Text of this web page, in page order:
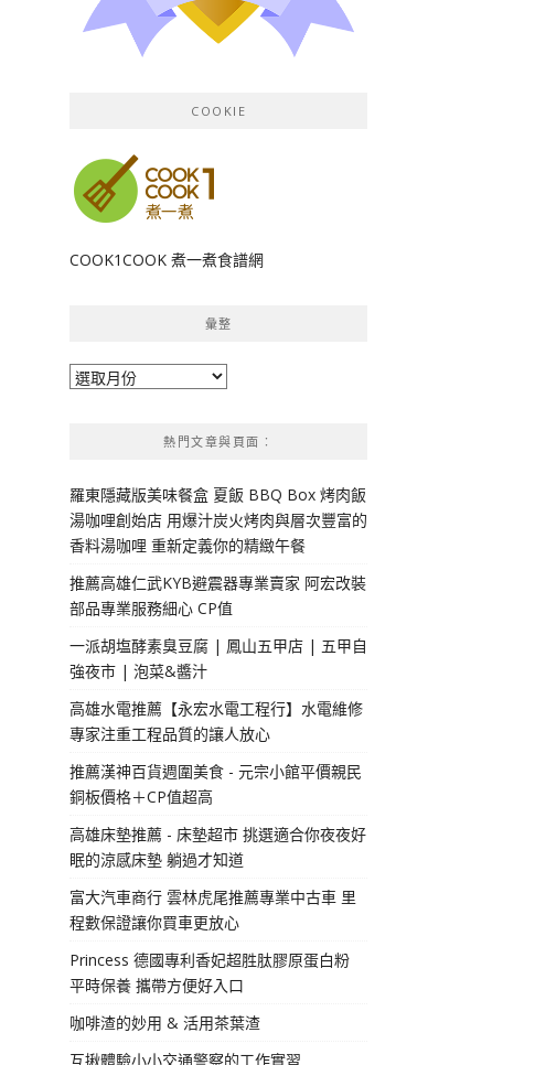
COOKIE
COOK1COOK 煮一煮食譜網
彙整
彙
熱門文章與頁面︰
羅東隱藏版美味餐盒 夏飯 BBQ Box 烤肉飯
湯咖哩創始店 用爆汁炭火烤肉與層次豐富的
香料湯咖哩 重新定義你的精緻午餐
推薦高雄仁武KYB避震器專業賣家 阿宏改裝
部品專業服務細心 CP值
一派胡塩酵素臭豆腐 | 鳳山五甲店 | 五甲自
強夜市 | 泡菜&醬汁
高雄水電推薦【永宏水電工程行】水電維修
專家注重工程品質的讓人放心
推薦漢神百貨週圍美食 - 元宗小館平價親民
銅板價格＋CP值超高
高雄床墊推薦 - 床墊超市 挑選適合你夜夜好
眠的涼感床墊 躺過才知道
富大汽車商行 雲林虎尾推薦專業中古車 里
程數保證讓你買車更放心
Princess 德國專利香妃超胜肽膠原蛋白粉
平時保養 攜帶方便好入口
咖啡渣的妙用 & 活用茶葉渣
互揪體驗小小交通警察的工作實習